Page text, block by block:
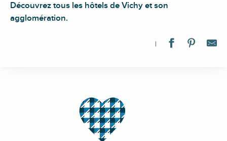
Découvrez tous les hôtels de Vichy et son
agglomération.
Brit Hôtel de Grignan